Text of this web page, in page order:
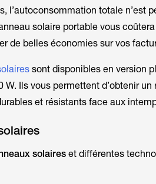
l’autoconsommation totale n’est
solaire portable vous
de belles économies sur vos
sont disponibles en version
Ils vous permettent d’obtenir un
et résistants face aux
solaireset différentes